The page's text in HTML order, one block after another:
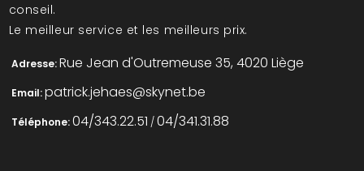
conseil.
Le meilleur service et les meilleurs prix.
Adresse: Rue Jean d'Outremeuse 35, 4020 Liège
Email: patrick.jehaes@skynet.be
Téléphone: 04/343.22.51 /04/341.31.88